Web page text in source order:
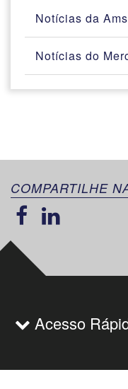
Notícias da
Notícias do
COMPARTILHE
Acesso